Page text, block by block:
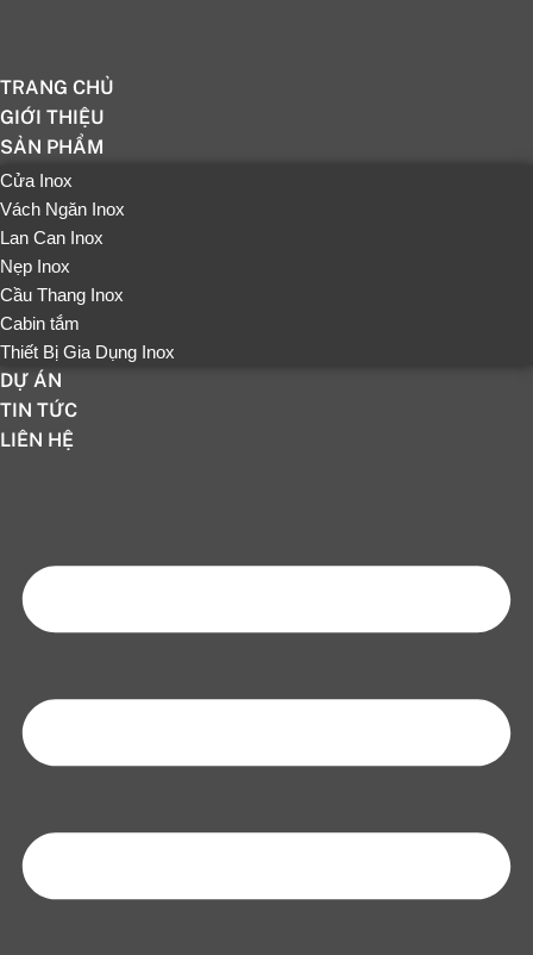
TRANG CHỦ
GIỚI THIỆU
SẢN PHẨM
Cửa Inox
Vách Ngăn Inox
Lan Can Inox
Nẹp Inox
Cầu Thang Inox
Cabin tắm
Thiết Bị Gia Dụng Inox
DỰ ÁN
TIN TỨC
LIÊN HỆ